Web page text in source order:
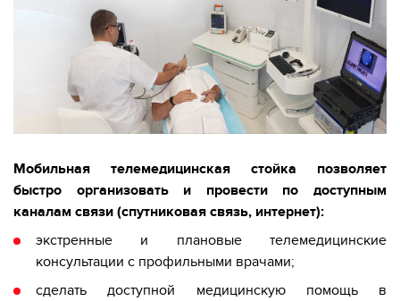
Мобильная телемедицинская стойка позволяет
быстро организовать и провести по доступным
каналам связи (спутниковая связь, интернет):
экстренные и плановые телемедицинские
консультации с профильными врачами;
сделать доступной медицинскую помощь в